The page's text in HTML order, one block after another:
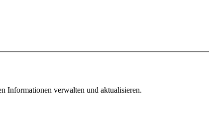
Informationen verwalten und aktualisieren.